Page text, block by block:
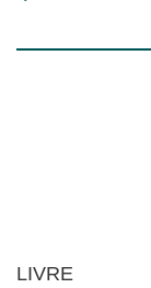
LIVRE